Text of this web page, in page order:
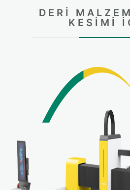
DERI
KESIMI